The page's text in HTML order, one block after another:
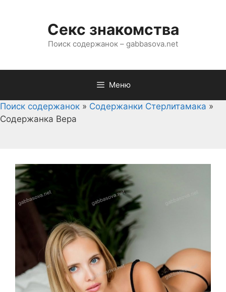
содержимомуСекс знакомства
Поиск содержанок – gabbasova.net
Меню
Поиск содержанок » Содержанки Стерлитамака »
Содержанка Вера